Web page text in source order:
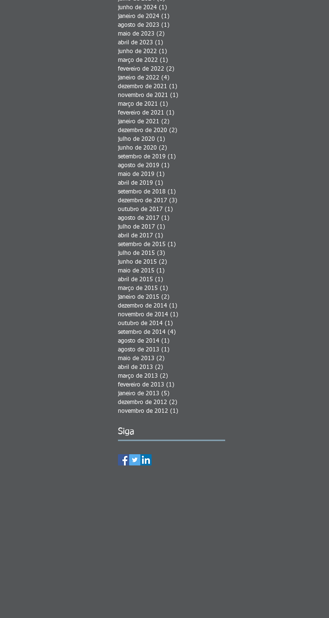
junho de 2024 (1)
janeiro de 2024 (1)
agosto de 2023 (1)
maio de 2023 (2)
abril de 2023 (1)
junho de 2022 (1)
março de 2022 (1)
fevereiro de 2022 (2)
janeiro de 2022 (4)
dezembro de 2021 (1)
novembro de 2021 (1)
março de 2021 (1)
fevereiro de 2021 (1)
janeiro de 2021 (2)
dezembro de 2020 (2)
julho de 2020 (1)
junho de 2020 (2)
setembro de 2019 (1)
agosto de 2019 (1)
maio de 2019 (1)
abril de 2019 (1)
setembro de 2018 (1)
dezembro de 2017 (3)
outubro de 2017 (1)
agosto de 2017 (1)
julho de 2017 (1)
abril de 2017 (1)
setembro de 2015 (1)
julho de 2015 (3)
junho de 2015 (2)
maio de 2015 (1)
abril de 2015 (1)
março de 2015 (1)
janeiro de 2015 (2)
dezembro de 2014 (1)
novembro de 2014 (1)
outubro de 2014 (1)
setembro de 2014 (4)
agosto de 2014 (1)
agosto de 2013 (1)
maio de 2013 (2)
abril de 2013 (2)
março de 2013 (2)
fevereiro de 2013 (1)
janeiro de 2013 (5)
dezembro de 2012 (2)
novembro de 2012 (1)
Siga